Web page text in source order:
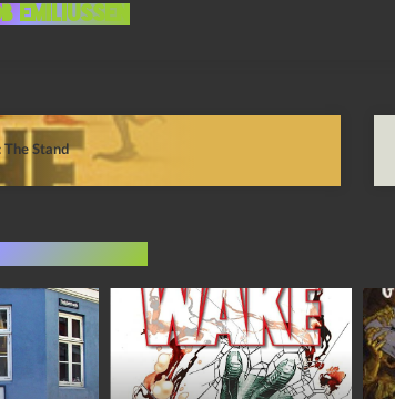
Emiliussen
The Stand